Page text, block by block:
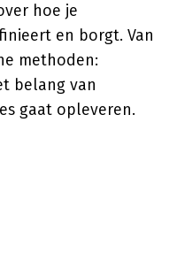
hoe je
en borgt. Van
methoden:
belang van
gaat opleveren.